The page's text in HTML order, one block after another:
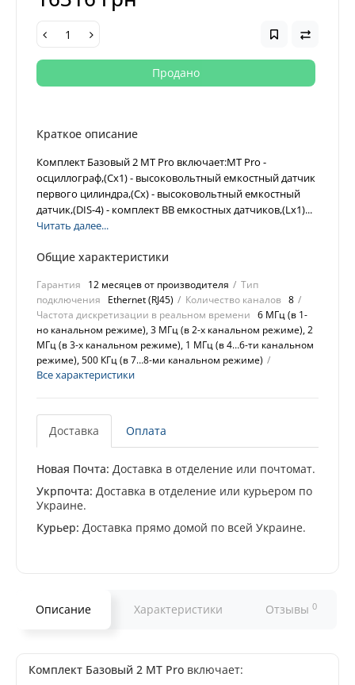
Продано
Краткое описание
Комплект Базовый 2 MT Pro включает:MT Pro -
осциллограф,(Cx1) - высоковольтный емкостный датчик
первого цилиндра,(Cx) - высоковольтный емкостный
датчик,(DIS-4) - комплект ВВ емкостных датчиков,(Lx1)...
Читать далее...
Общие характеристики
Гарантия 12 месяцев от производителя
Тип
подключения
Ethernet (RJ45) Количество каналов 8
Частота дискретизации в реальном времени 6 МГц (в 1-
но канальном режиме), 3 МГц (в 2-х канальном режиме), 2
МГц (в 3-х канальном режиме), 1 МГц (в 4…6-ти канальном
режиме), 500 КГц (в 7…8-ми канальном режиме)
Все характеристики
Доставка Оплата
Новая Почта: Доставка в отделение или почтомат.
Укрпочта: Доставка в отделение или курьером по
Украине.
Курьер: Доставка прямо домой по всей Украине.
Описание Характеристики Отзывы 0
Комплект Базовый 2 MT Pro включает: